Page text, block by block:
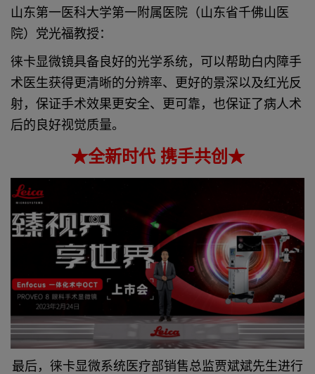
山东第一医科大学第一附属医院（山东省千佛山医
院）党光福教授：
徕卡显微镜具备良好的光学系统，可以帮助白内障手
术医生获得更清晰的分辨率、更好的景深以及红光反
射，保证手术效果更安全、更可靠，也保证了病人术
后的良好视觉质量。
★全新时代 携手共创★
最后，徕卡显微系统医疗部销售总监贾斌斌先生进行